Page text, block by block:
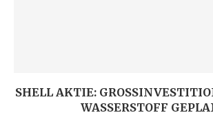
SHELL AKTIE:
ASSERSTOFF